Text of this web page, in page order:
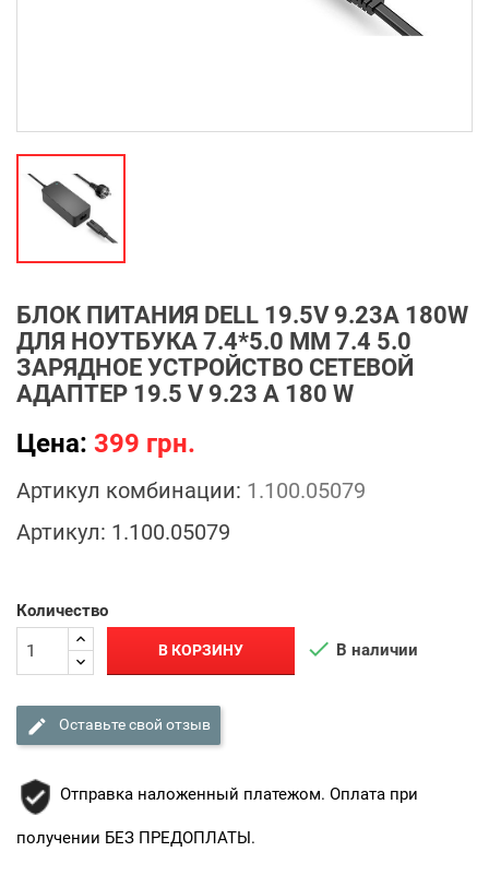
БЛОК ПИТАНИЯ DELL 19.5V 9.23A 180W
ДЛЯ НОУТБУКА 7.4*5.0 ММ 7.4 5.0
ЗАРЯДНОЕ УСТРОЙСТВО СЕТЕВОЙ
АДАПТЕР 19.5 V 9.23 A 180 W
Цена: 399 грн.
Артикул комбинации: 1.100.05079
Артикул: 1.100.05079
Количество
В КОРЗИНУ  В наличии
Оставьте свой отзыв
Отправка наложенный платежом. Оплата при
получении БЕЗ ПРЕДОПЛАТЫ.